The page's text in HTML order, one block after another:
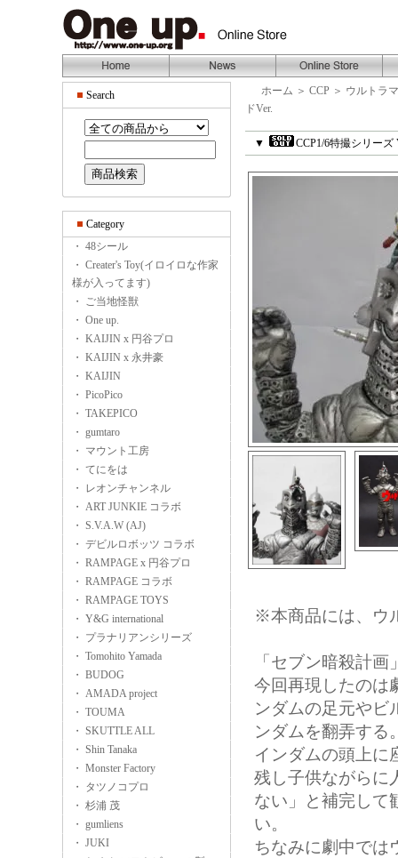
Search
Category
・ 48シール
・ Creater's Toy(イロイロな作家
様が入ってます)
・ ご当地怪獣
・ One up.
・ KAIJIN x 円谷プロ
・ KAIJIN x 永井豪
・ KAIJIN
・ PicoPico
・ TAKEPICO
・ gumtaro
・ マウント工房
・ てにをは
・ レオンチャンネル
・ ART JUNKIE コラボ
・ S.V.A.W (AJ)
・ デビルロボッツ コラボ
・ RAMPAGE x 円谷プロ
・ RAMPAGE コラボ
・ RAMPAGE TOYS
・ Y&G international
・ プラナリアンシリーズ
・ Tomohito Yamada
・ BUDOG
・ AMADA project
・ TOUMA
・ SKUTTLE ALL
・ Shin Tanaka
・ Monster Factory
・ タツノコプロ
・ 杉浦 茂
・ gumliens
・ JUKI
ホーム ＞ CCP ＞ ウルトラ
ドVer.
▼ CCP1/6特撮シリー
※本商品には、ウ
「セブン暗殺計
今回再現したのは
ンダムの足元やビ
ンダムを翻弄する
インダムの頭上に
残し子供ながらに
ない」と補完して
い。
ちなみに劇中では